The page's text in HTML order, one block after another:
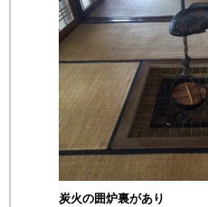
炭火の囲炉裏があり